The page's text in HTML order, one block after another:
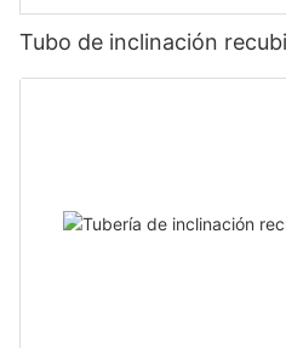
Tubo de inclinación